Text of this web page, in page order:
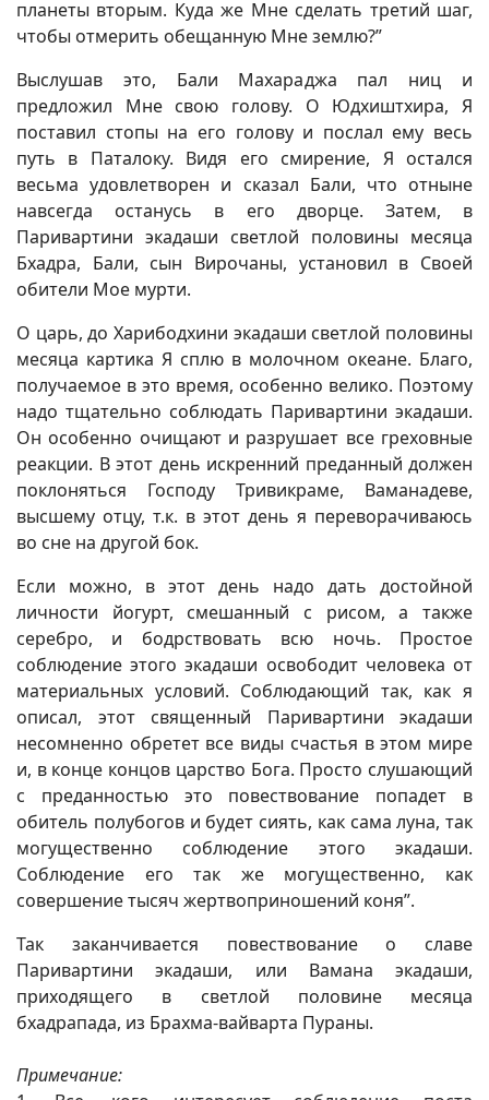
планеты вторым. Куда же Мне сделать третий шаг,
чтобы отмерить обещанную Мне землю?”
Выслушав это, Бали Махараджа пал ниц и
предложил Мне свою голову. О Юдхиштхира, Я
поставил стопы на его голову и послал ему весь
путь в Паталоку. Видя его смирение, Я остался
весьма удовлетворен и сказал Бали, что отныне
навсегда останусь в его дворце. Затем, в
Паривартини экадаши светлой половины месяца
Бхадра, Бали, сын Вирочаны, установил в Своей
обители Мое мурти.
О царь, до Харибодхини экадаши светлой половины
месяца картика Я сплю в молочном океане. Благо,
получаемое в это время, особенно велико. Поэтому
надо тщательно соблюдать Паривартини экадаши.
Он особенно очищают и разрушает все греховные
реакции. В этот день искренний преданный должен
поклоняться Господу Тривикраме, Ваманадеве,
высшему отцу, т.к. в этот день я переворачиваюсь
во сне на другой бок.
Если можно, в этот день надо дать достойной
личности йогурт, смешанный с рисом, а также
серебро, и бодрствовать всю ночь. Простое
соблюдение этого экадаши освободит человека от
материальных условий. Соблюдающий так, как я
описал, этот священный Паривартини экадаши
несомненно обретет все виды счастья в этом мире
и, в конце концов царство Бога. Просто слушающий
с преданностью это повествование попадет в
обитель полубогов и будет сиять, как сама луна, так
могущественно соблюдение этого экадаши.
Соблюдение его так же могущественно, как
совершение тысяч жертвоприношений коня”.
Так заканчивается повествование о славе
Паривартини экадаши, или Вамана экадаши,
приходящего в светлой половине месяца
бхадрапада, из Брахма-вайварта Пураны.
Примечание: